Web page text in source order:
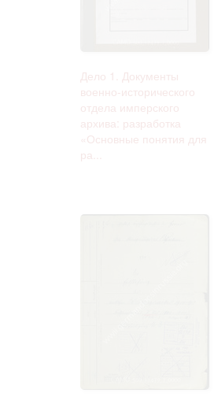
Дело 1. Документы
военно-исторического
отдела имперского
архива: разработка
«Основные понятия для
ра...